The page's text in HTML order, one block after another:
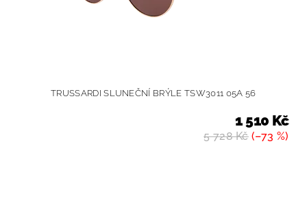
TRUSSARDI SLUNEČNÍ BRÝLE TSW3011 05A 56
5 728 Kč(–73 %)
1 510 Kč